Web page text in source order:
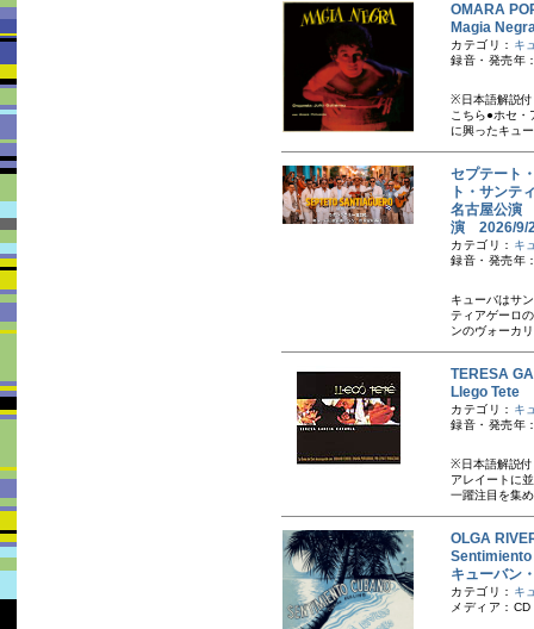
OMARA
Magia
カテゴリ： キ
録音・発売年
※日本語解説付
こちら ●ホセ
に興ったキュ
セプテート
ト・サンテ
名古屋公演
演 2026/9/
カテゴリ： キ
録音・発売
キューバはサ
ティアゲーロ
ンのヴォーカ
TERESA
Llego Tete
カテゴリ： キ
録音・発売年
※日本語解説付
アレイートに
一躍注目を集
OLGA
Sentimiento
キューバン
カテゴリ： キ
メディア：CD